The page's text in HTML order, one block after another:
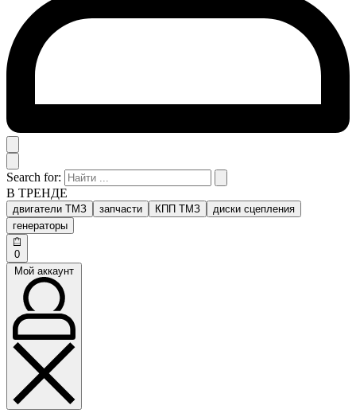
Search for:
В ТРЕНДЕ
двигатели ТМЗ запчасти КПП ТМЗ
диски сцепления
генераторы
0
Мой аккаунт